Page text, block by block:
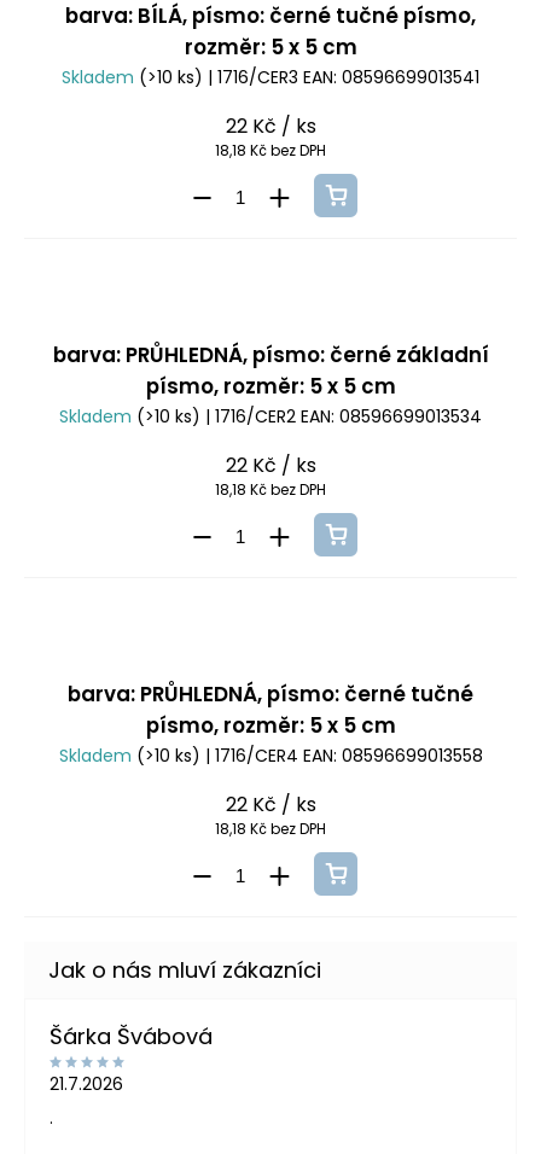
barva: BÍLÁ, písmo: černé tučné písmo,
rozměr: 5 x 5 cm
Skladem (>10 ks) | 1716/CER3 EAN: 08596699013541
22 Kč / ks
18,18 Kč bez DPH
barva: PRŮHLEDNÁ, písmo: černé základní
písmo, rozměr: 5 x 5 cm
Skladem (>10 ks) | 1716/CER2 EAN: 08596699013534
22 Kč / ks
18,18 Kč bez DPH
barva: PRŮHLEDNÁ, písmo: černé tučné
písmo, rozměr: 5 x 5 cm
Skladem (>10 ks) | 1716/CER4 EAN: 08596699013558
22 Kč / ks
18,18 Kč bez DPH
Šárka Švábová
21.7.2026
.